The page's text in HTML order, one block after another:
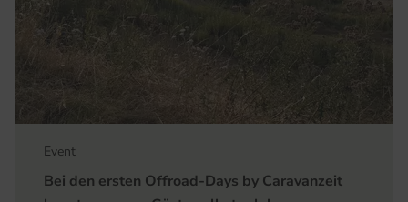
Event
Bei den ersten Offroad-Days by Caravanzeit